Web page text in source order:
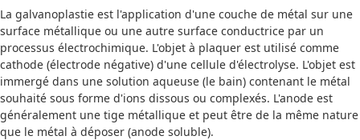
La galvanoplastie est l'application d'une couche de métal sur une
surface métallique ou une autre surface conductrice par un
processus électrochimique. L'objet à plaquer est utilisé comme
cathode (électrode négative) d'une cellule d'électrolyse. L'objet est
immergé dans une solution aqueuse (le bain) contenant le métal
souhaité sous forme d'ions dissous ou complexés. L'anode est
généralement une tige métallique et peut être de la même nature
que le métal à déposer (anode soluble).